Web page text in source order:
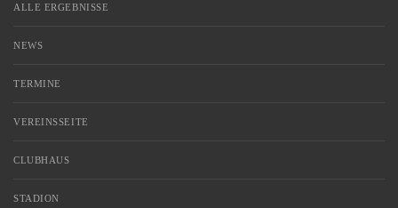
ALLE ERGEBNISSE
NEWS
TERMINE
VEREINSSEITE
CLUBHAUS
STADION